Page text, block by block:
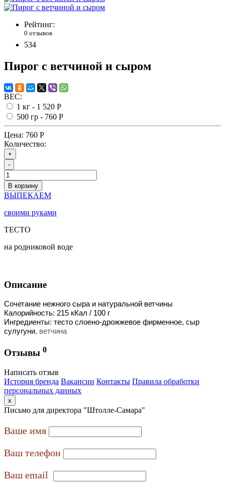
Рейтинг:
0 отзывов
534
Пирог с ветчиной и сыром
ВЕС:
1 кг - 1 520 Р
500 гр - 760 Р
Цена: 760 Р
Количество:
+
-
В корзину
ВЫПЕКАЕМ
своими руками
ТЕСТО
на родниковой воде
Описание
Сочетание нежного сыра и натуральной ветчины
Калорийность: 215 кКал / 100 г
Ингредиенты: тесто слоено-дрожжевое фирменное, сыр
сулугуни, ветчина
Отзывы 0
Написать отзыв
История бренда Вакансии Контакты Правила обработки
персональных данных
x
Письмо для директора "Штолле-Самара"
Ваше имя
Ваш телефон
Ваш email